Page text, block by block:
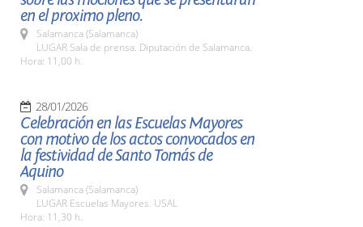
en el proximo pleno.
Salamanca (Salamanca)
LUGAR Sala de prensa. Diputación de Salamanca.
Hora: 11,00 h.
28/01/2026
Celebración en las Escuelas Mayores
con motivo de los actos convocados en
la festividad de Santo Tomás de
Aquino
Salamanca (Salamanca)
LUGAR Escuelas Mayores. USAL
Hora: 11,30 h.